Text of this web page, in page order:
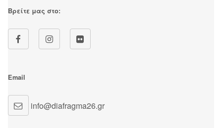
Email
info@diafragma26.gr
Βρείτε μας στο: